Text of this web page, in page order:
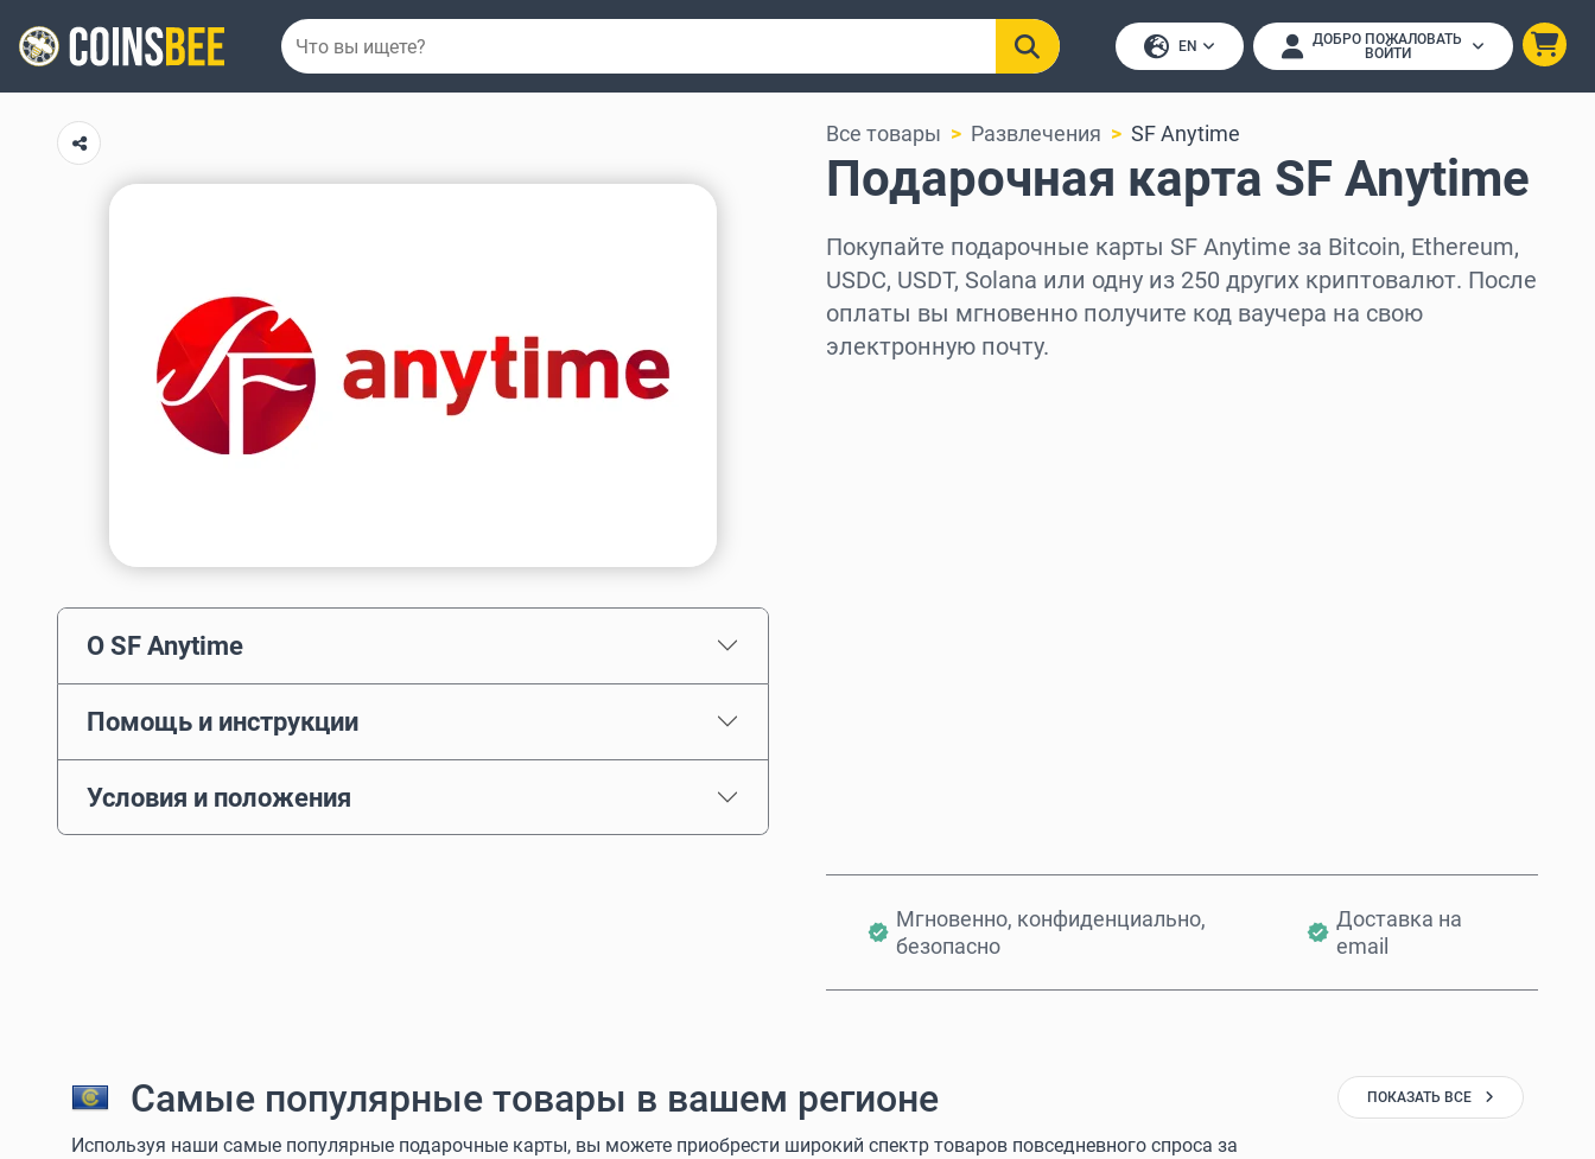
EN
ДОБРО ПОЖАЛОВАТЬ
ВОЙТИ
О SF Anytime
Помощь и инструкции
Условия и положения
Все товары Развлечения SF Anytime
Подарочная карта SF Anytime
Покупайте подарочные карты SF Anytime за Bitcoin, Ethereum,
USDC, USDT, Solana или одну из 250 других криптовалют. После
оплаты вы мгновенно получите код ваучера на свою
электронную почту.
Мгновенно, конфиденциально,
безопасно
Доставка на
email
Самые популярные товары в вашем регионе
Используя наши самые популярные подарочные карты, вы можете приобрести широкий спектр товаров повседневного спроса за
ПОКАЗАТЬ ВСЕ